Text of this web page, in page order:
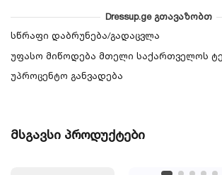
Dressup.ge გთავაზობთ
სწრაფი დაბრუნება/გადაცვლა
უფასო მიწოდება მთელი საქართველოს
უპროცენტო განვადება
მსგავსი პროდუქტები